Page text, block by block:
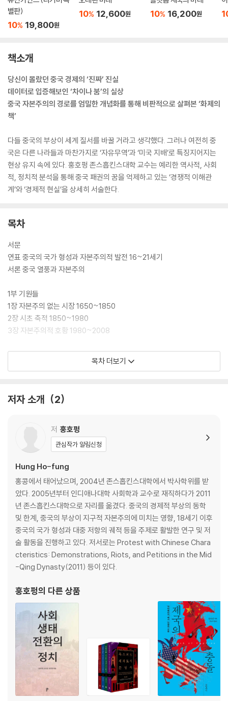
별판)
10% 19,800원
10% 12,600원 10% 16,200원
책소개
당신이 몰랐던 중국 경제의 ‘진짜’ 진실
데이터로 입증해보인 ‘차이나 붐’의 실상
중국 자본주의의 경로를 엄밀한 개념화를 통해 비판적으로 살펴본 ‘화제의
책’
다들 중국의 부상이 세계 질서를 바꿀 거라고 생각했다. 그러나 여전히 중
국은 다른 나라들과 마찬가지로 ‘자유무역’과 ‘미국 지배’로 특징지어지는
현상 유지 속에 있다. 훙호펑 존스홉킨스대학 교수는 예리한 역사적, 사회
적, 정치적 분석을 통해 중국 패권의 꿈을 억제하고 있는 ‘경쟁적 이해관
계’와 ‘경제적 현실’을 상세히 서술한다.
목차
서문
연표 중국의 국가 형성과 자본주의적 발전 16~21세기
서론 중국 열풍과 자본주의
1부 기원들
1장 자본주의 없는 시장 1650~1850
2장 시초 축적 1850~1980
3장 자본주의적 호황 1980~2008
2부 지구적 효과, 임박한 종말
결론 호황 이후
찾아보기
목차 더보기
저자 소개 2
저 훙호펑
관심작가 알림신청
Hung Ho-fung
홍콩에서 태어났으며, 2004년 존스홉킨스대학에서 박사학위를 받
았다. 2005년부터 인디애나대학 사회학과 교수로 재직하다가 2011
년 존스홉킨스대학으로 자리를 옮겼다. 중국의 경제적 부상의 동학
및 한계, 중국의 부상이 지구적 자본주의에 미치는 영향, 18세기 이후
중국의 국가 형성과 대중 저항의 궤적 등을 주제로 활발한 연구 및 저
술 활동을 진행하고 있다. 저서로는 Protest with Chinese Chara
cteristics: Demonstrations, Riots, and Petitions in the Mid
-Qing Dynasty(2011) 등이 있다.
훙호펑의 다른 상품